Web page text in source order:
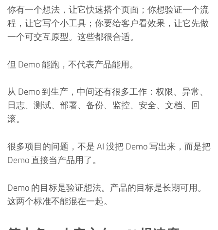
你有一个想法，让它快速搭个页面；你想验证一个流
程，让它写个小工具；你要给客户看效果，让它先做
一个可交互原型。这些都很合适。
但 Demo 能跑，不代表产品能用。
从 Demo 到生产，中间还有很多工作：权限、异常、
日志、测试、部署、备份、监控、安全、文档、回
滚。
很多项目的问题，不是 AI 没把 Demo 写出来，而是把
Demo 直接当产品用了。
Demo 的目标是验证想法。产品的目标是长期可用。
这两个标准不能混在一起。